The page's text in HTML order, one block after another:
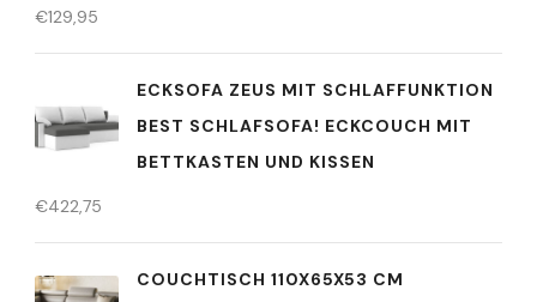
€129,95
ECKSOFA ZEUS MIT SCHLAFFUNKTION
BEST SCHLAFSOFA! ECKCOUCH MIT
BETTKASTEN UND KISSEN
€422,75
COUCHTISCH 110X65X53 CM